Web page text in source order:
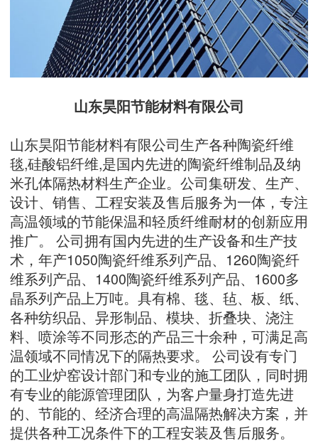
山东昊阳节能材料有限公司
山东昊阳节能材料有限公司生产各种陶瓷纤维
毯,硅酸铝纤维,是国内先进的陶瓷纤维制品及纳
米孔体隔热材料生产企业。公司集研发、生产、
设计、销售、工程安装及售后服务为一体，专注
高温领域的节能保温和轻质纤维耐材的创新应用
推广。 公司拥有国内先进的生产设备和生产技
术，年产1050陶瓷纤维系列产品、1260陶瓷纤
维系列产品、1400陶瓷纤维系列产品、1600多
晶系列产品上万吨。具有棉、毯、毡、板、纸、
各种纺织品、异形制品、模块、折叠块、浇注
料、喷涂等不同形态的产品三十余种，可满足高
温领域不同情况下的隔热要求。 公司设有专门
的工业炉窑设计部门和专业的施工团队，同时拥
有专业的能源管理团队，为客户量身打造先进
的、节能的、经济合理的高温隔热解决方案，并
提供各种工况条件下的工程安装及售后服务。